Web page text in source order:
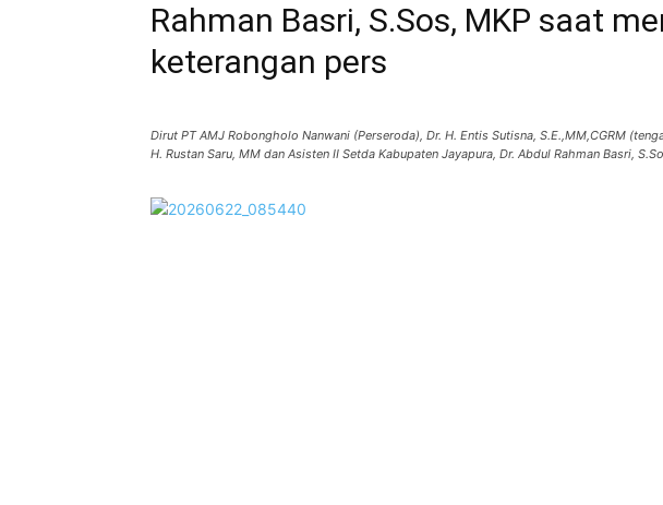
Rahman Basri, S.Sos, MKP saat
keterangan pers
Dirut PT AMJ Robongholo Nanwani (Perseroda), Dr. H. Entis Sutisna, S.E.,MM,CGRM
H. Rustan Saru, MM dan Asisten II Setda Kabupaten Jayapura, Dr. Abdul Rahman Basri,